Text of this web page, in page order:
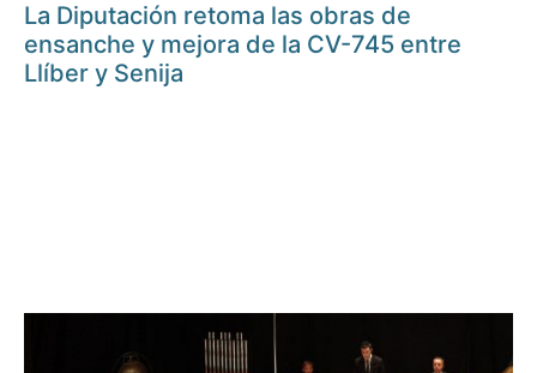
La Diputación retoma las obras de
ensanche y mejora de la CV-745 entre
Llíber y Senija